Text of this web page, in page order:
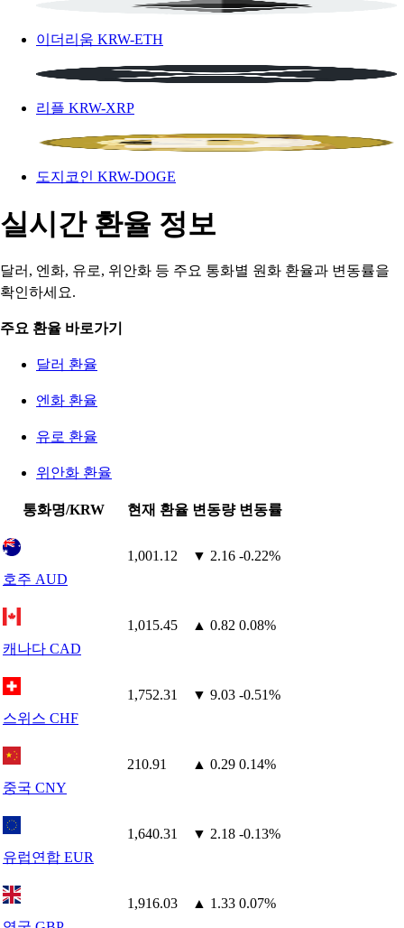
이더리움 KRW-ETH
리플 KRW-XRP
도지코인 KRW-DOGE
실시간 환율 정보
달러, 엔화, 유로, 위안화 등 주요 통화별 원화 환율과 변동률을
확인하세요.
주요 환율 바로가기
달러 환율
엔화 환율
유로 환율
위안화 환율
통화명/KRW 현재 환율 변동량 변동률
호주 AUD
1,001.12 ▼ 2.16 -0.22%
캐나다 CAD
1,015.45 ▲ 0.82 0.08%
스위스 CHF
1,752.31 ▼ 9.03 -0.51%
중국 CNY
210.91 ▲ 0.29 0.14%
유럽연합 EUR
1,640.31 ▼ 2.18 -0.13%
1,916.03 ▲ 1.33 0.07%